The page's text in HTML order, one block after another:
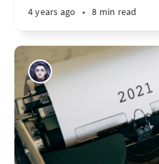
4 years ago • 8 min read